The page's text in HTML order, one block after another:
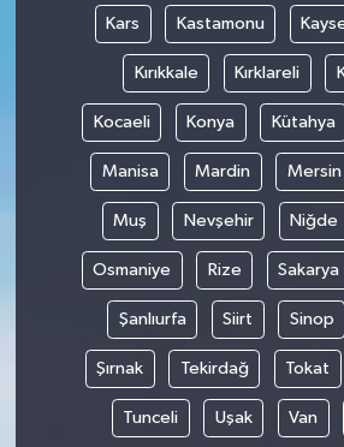
Kars Kastamonu
Kırıkkale Kırklareli
Kocaeli Konya Kütahya
Manisa Mardin Mersin
Muş Nevşehir Niğde
Osmaniye Rize Sakarya
Şanlıurfa Siirt Sinop
Şırnak Tekirdağ Tokat
Tunceli Uşak Van